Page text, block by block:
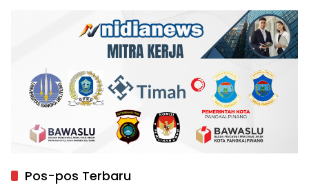
Pos-pos Terbaru